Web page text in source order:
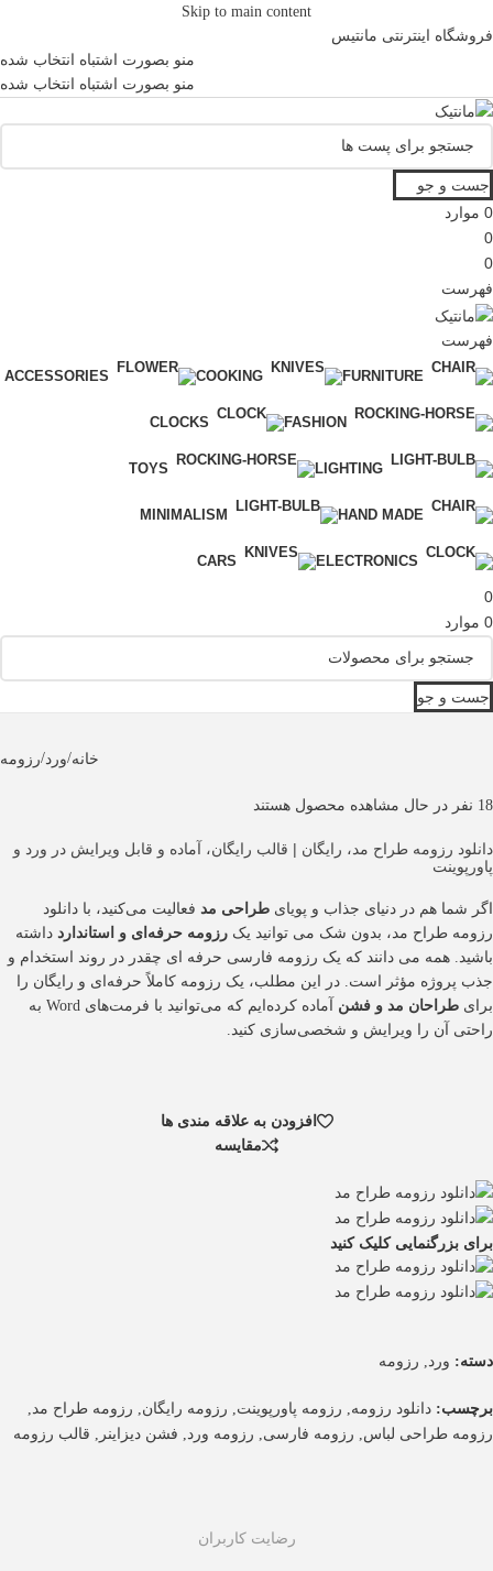
Skip to main content
فروشگاه اینترنتی مانتیس
منو بصورت اشتباه انتخاب شده
منو بصورت اشتباه انتخاب شده
جست و جو
0 موارد
0
0
فهرست
فهرست
FURNITURE
COOKING
ACCESSORIES
FASHION
CLOCKS
LIGHTING
TOYS
HAND MADE
MINIMALISM
ELECTRONICS
CARS
0
0 موارد
جست و جو
خانه/ورد/رزومه
18 نفر در حال مشاهده محصول هستند
دانلود رزومه طراح مد، رایگان | قالب رایگان، آماده و قابل ویرایش در ورد و
پاورپوینت
اگر شما هم در دنیای جذاب و پویای طراحی مد فعالیت می‌کنید، با دانلود
رزومه طراح مد، بدون شک می توانید یک رزومه حرفه‌ای و استاندارد داشته
باشید. همه می دانند که یک رزومه فارسی حرفه ای چقدر در روند استخدام و
جذب پروژه مؤثر است. در این مطلب، یک رزومه کاملاً حرفه‌ای و رایگان را
برای طراحان مد و فشن
آماده کرده‌ایم که می‌توانید با فرمت‌های Word به
راحتی آن را ویرایش و شخصی‌سازی کنید.
افزودن به علاقه مندی ها
مقایسه
برای بزرگنمایی کلیک کنید
دسته: ورد رزومه
برچسب: دانلود رزومه رزومه پاورپوینت رزومه رایگان رزومه طراح مد
رزومه طراحی لباس رزومه فارسی رزومه ورد فشن دیزاینر قالب رزومه
رضایت کاربران